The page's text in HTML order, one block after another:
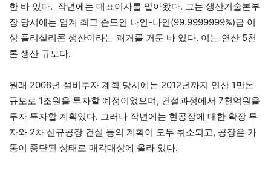
한 바 있다. 작년에는 대표이사를 맡아왔다. 그는 생산기술본부
장 당시에는 업계 최고 순도인 나인-나인(99.9999999%)급 이
상 폴리실리콘 생산이라는 쾌거를 거둔 바 있다. 이는 연산 5천
톤 생산 규모다.
원래 2008년 설비투자 계획 당시에는 2012년까지 연산 1만톤
규모로 1조원을 투자할 예정이었으며, 건설과정에서 7천억원을
투자 투자할 계획있다. 그러나 작년에는 현공장에 대한 확장 투
자와 2차 신규공장 건설 등의 계획이 모두 취소되고, 공장은 가
동이 중단된 상태로 매각대상에 올라 있다.